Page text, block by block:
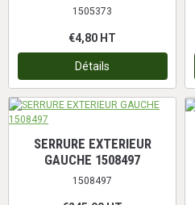
1505373
€4,80 HT
Détails
SERRURE EXTERIEUR
GAUCHE 1508497
1508497